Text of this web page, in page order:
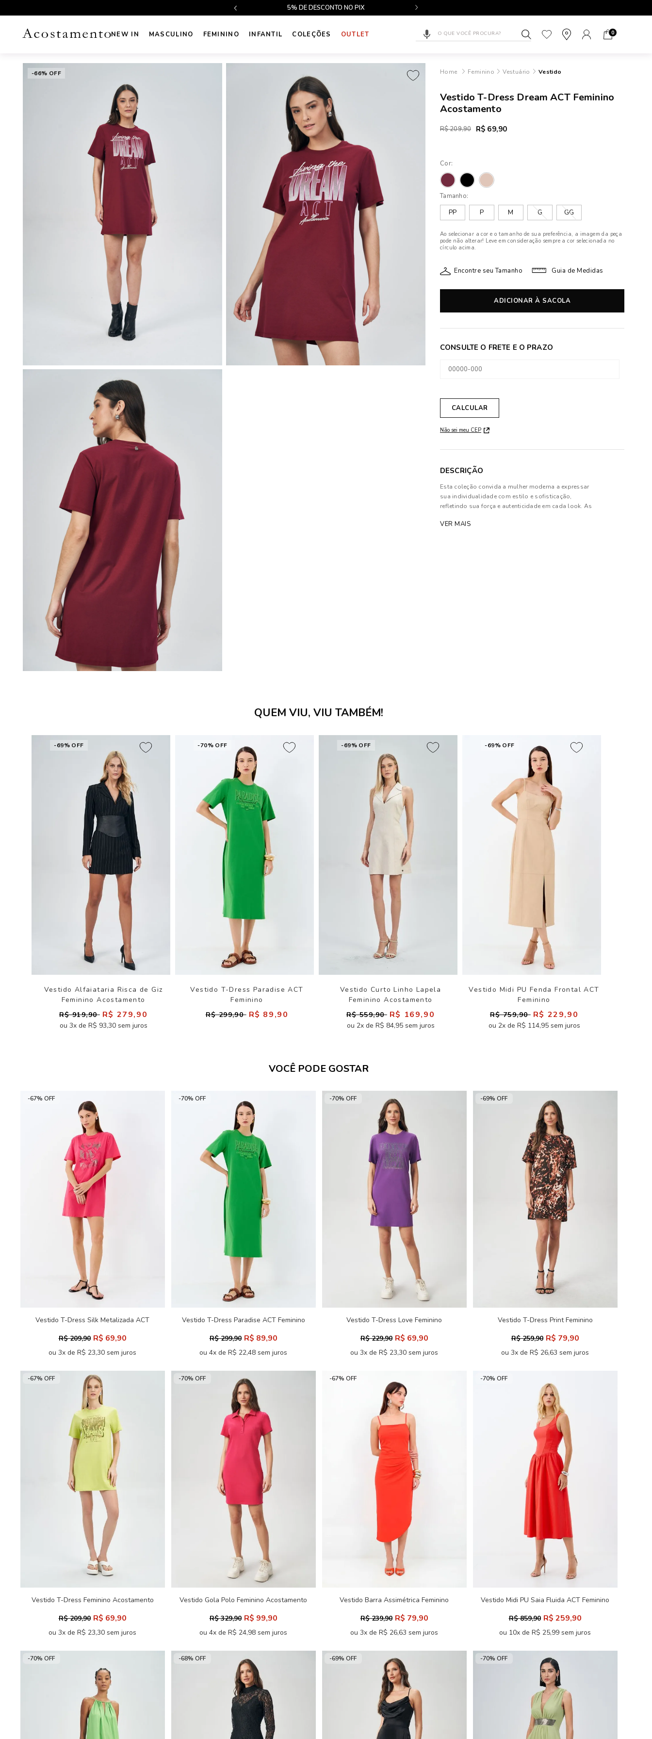
5% DE DESCONTO NO PIX
NEW IN MASCULINO FEMININO INFANTIL COLEÇÕES OUTLET 0
-66% OFF Feminino Vestuário Vestido
Vestido T-Dress Dream ACT Feminino
Acostamento
R$ 209,90 R$ 69,90
Cor:
Tamanho:
PP
P M G GG
Ao selecionar a cor e o tamanho de sua preferência, a imagem da peça
pode não alterar! Leve em consideração sempre a cor selecionada no
círculo acima.
Encontre seu Tamanho Guia de Medidas
ADICIONAR À SACOLA
Não sei meu CEP
DESCRIÇÃO
Esta coleção convida a mulher moderna a expressar
sua individualidade com estilo e sofisticação,
refletindo sua força e autenticidade em cada look. As
luxuosas, além de contarem com modelagens
VER MAIS
QUEM VIU, VIU TAMBÉM!
-69% OFF
Vestido Alfaiataria Risca de Giz
Feminino Acostamento
R$ 919,90 R$ 279,90
ou 3x de R$ 93,30 sem juros
-70% OFF
Vestido T-Dress Paradise ACT
Feminino
R$ 299,90 R$ 89,90
-69% OFF
Vestido Curto Linho Lapela
Feminino Acostamento
R$ 559,90 R$ 169,90
ou 2x de R$ 84,95 sem juros
-69% OFF
Vestido Midi PU Fenda Frontal ACT
Feminino
R$ 759,90 R$ 229,90
ou 2x de R$ 114,95 sem juros
VOCÊ PODE GOSTAR
-67% OFF
Vestido T-Dress Silk Metalizada ACT
R$ 209,90 R$ 69,90
ou 3x de R$ 23,30 sem juros
-70% OFF
Vestido T-Dress Paradise ACT Feminino
R$ 299,90 R$ 89,90
ou 4x de R$ 22,48 sem juros
-70% OFF
Vestido T-Dress Love Feminino
R$ 229,90 R$ 69,90
ou 3x de R$ 23,30 sem juros
-69% OFF
Vestido T-Dress Print Feminino
R$ 259,90 R$ 79,90
ou 3x de R$ 26,63 sem juros
-67% OFF
Vestido T-Dress Feminino Acostamento
R$ 209,90 R$ 69,90
ou 3x de R$ 23,30 sem juros
-70% OFF
Vestido Gola Polo Feminino Acostamento
R$ 329,90 R$ 99,90
ou 4x de R$ 24,98 sem juros
-67% OFF
Vestido Barra Assimétrica Feminino
R$ 239,90 R$ 79,90
ou 3x de R$ 26,63 sem juros
-70% OFF
Vestido Midi PU Saia Fluida ACT Feminino
R$ 859,90 R$ 259,90
ou 10x de R$ 25,99 sem juros
-70% OFF -68% OFF -69% OFF -70% OFF